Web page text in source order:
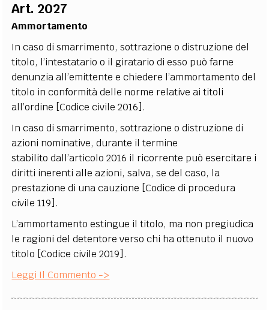
Art. 2027
Ammortamento
In caso di smarrimento, sottrazione o distruzione del
titolo, l’intestatario o il giratario di esso può farne
denunzia all’emittente e chiedere l’ammortamento del
titolo in conformità delle norme relative ai titoli
all’ordine [Codice civile 2016].
In caso di smarrimento, sottrazione o distruzione di
azioni nominative, durante il termine
stabilito dall’articolo 2016 il ricorrente può esercitare i
diritti inerenti alle azioni, salva, se del caso, la
prestazione di una cauzione [Codice di procedura
civile 119].
L’ammortamento estingue il titolo, ma non pregiudica
le ragioni del detentore verso chi ha ottenuto il nuovo
titolo [Codice civile 2019].
Leggi Il Commento ->